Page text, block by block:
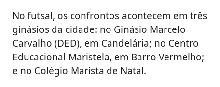
No futsal, os confrontos acontecem em três
ginásios da cidade: no Ginásio Marcelo
Carvalho (DED), em Candelária; no Centro
Educacional Maristela, em Barro Vermelho;
e no Colégio Marista de Natal.